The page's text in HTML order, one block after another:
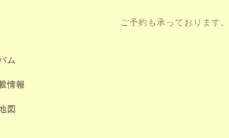
ご予約も承っております。
ム
情報
図